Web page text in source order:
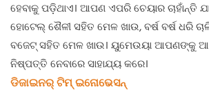
ହେବାକୁ ପଡ଼ିଥାଏ। ଆପଣ ଏପରି ଚେୟାର ଚାହାଁନ୍ତି
ହୋଟେଲ୍ ଶୈଳୀ ସହିତ ମେଳ ଖାଉ, ବର୍ଷ ବର୍ଷ ଧରି
ବଜେଟ୍ ସହିତ ମେଳ ଖାଉ। ୟୁମେଉୟା ଆପଣଙ୍କୁ
ନିଷ୍ପତ୍ତି ନେବାରେ ସାହାଯ୍ୟ କରେ।
ଡିଜାଇନର୍ ଟିମ୍ ଇନୋଭେସନ୍